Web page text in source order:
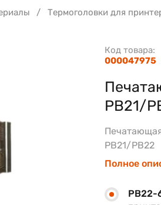
Термоголовки для
Код товара:
000047975
PB21/
PB21/PB22
Полное
PB22-